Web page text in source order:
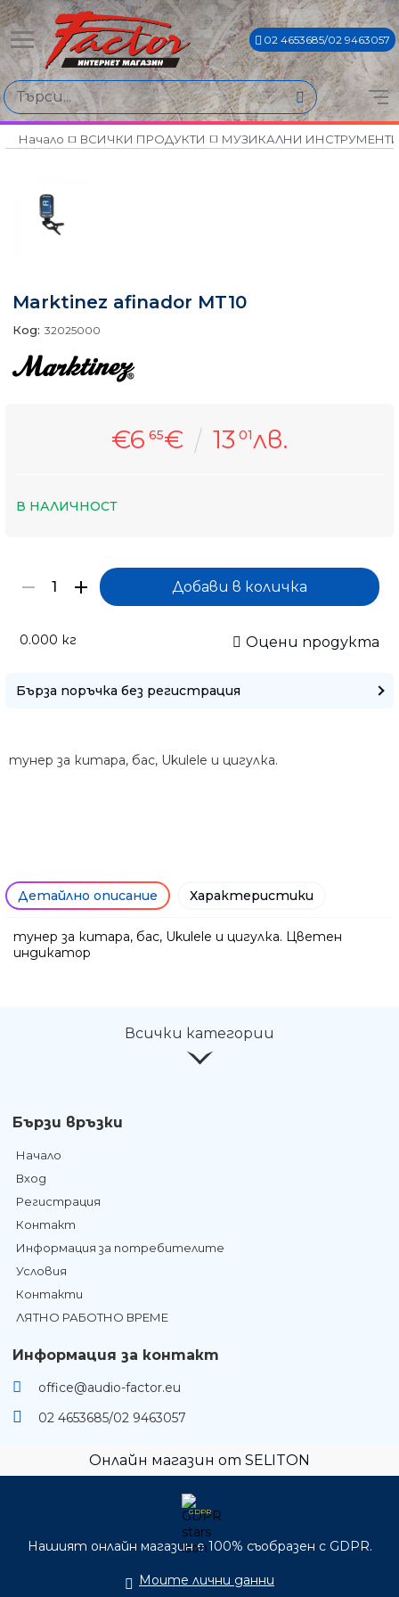
02 4653685/02 9463057
Начало ВСИЧКИ ПРОДУКТИ МУЗИКАЛНИ
Marktinez afinador MT10
Код: 32025000
€6 65€ 13 01лв.
В НАЛИЧНОСТ
0.000 кг Оцени продукта
Бърза поръчка без регистрация
тунер за китара, бас, Ukulele и цигулка.
Детайлно описание Характеристики
тунер за китара, бас, Ukulele и цигулка. Цветен
индикатор
Всички категории
Бързи връзки
Начало
Вход
Регистрация
Контакт
Информация за потребителите
Условия
Контакти
ЛЯТНО РАБОТНО ВРЕМЕ
Информация за контакт
office@audio-factor.eu
02 4653685/02 9463057
Онлайн магазин от SELITON
GDPR
Нашият онлайн магазин е 100% съобразен с GDPR.
Моите лични данни